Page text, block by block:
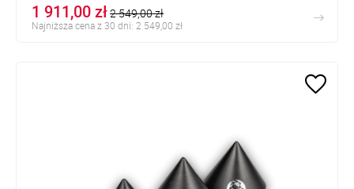
1 911,00 zł2 549,00 zł
Najniższa cena z 30 dni: 2 549,00 zł